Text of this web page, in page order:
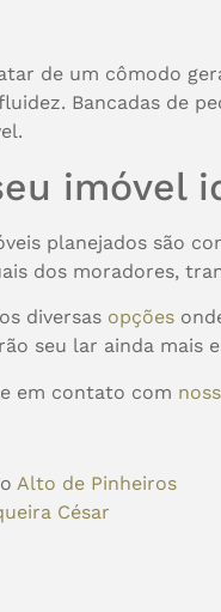
de um cômodo
Bancadas de
imóvel
planejados são
dos moradores,
diversas opções
seu lar ainda mais
em contato com
Alto de Pinheiros
César